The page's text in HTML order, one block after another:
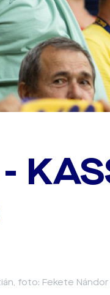
foto: Fekete Nándor